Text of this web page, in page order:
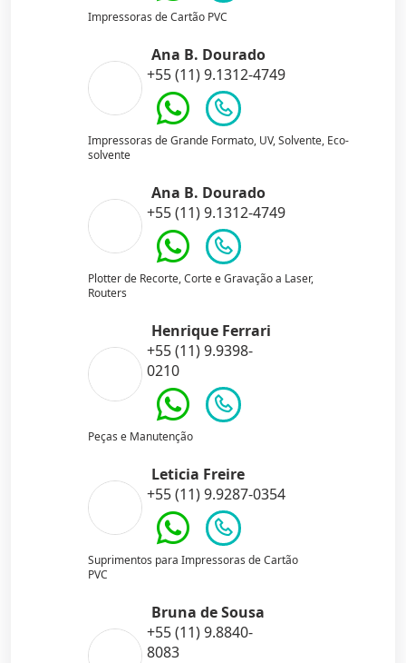
Impressoras de Cartão PVC
Ana B. Dourado
+55 (11) 9.1312-4749
Impressoras de Grande Formato, UV, Solvente, Eco-
solvente
Ana B. Dourado
+55 (11) 9.1312-4749
Plotter de Recorte, Corte e Gravação a Laser,
Routers
Henrique Ferrari
+55 (11) 9.9398-
0210
Peças e Manutenção
Leticia Freire
+55 (11) 9.9287-0354
Suprimentos para Impressoras de Cartão
PVC
Bruna de Sousa
+55 (11) 9.8840-
8083